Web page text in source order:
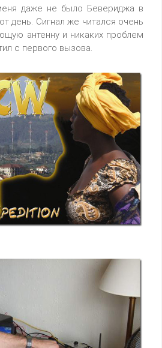
даже не было Бевериджа в
день. Сигнал же читался очень
антенну и никаких проблем
с первого вызова.